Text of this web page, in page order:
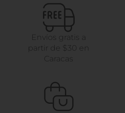
Envíos gratis a
partir de $30 en
Caracas